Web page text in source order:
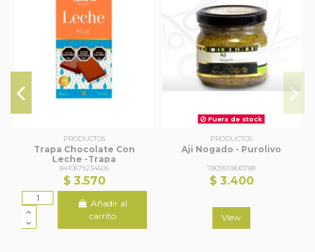
PRODUCTOS
Trapa Chocolate Con
Leche -Trapa
8410679234606
$ 3.570
Añadir al
carrito
Fuera de stock
PRODUCTOS
Aji Nogado - Purolivo
7809511800788
$ 3.400
View